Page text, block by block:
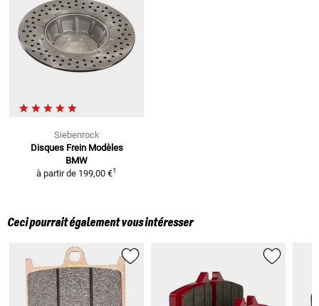
Siebenrock
Disques Frein Modèles
BMW
à partir de 199,00 €1
Ceci pourrait également vous intéresser